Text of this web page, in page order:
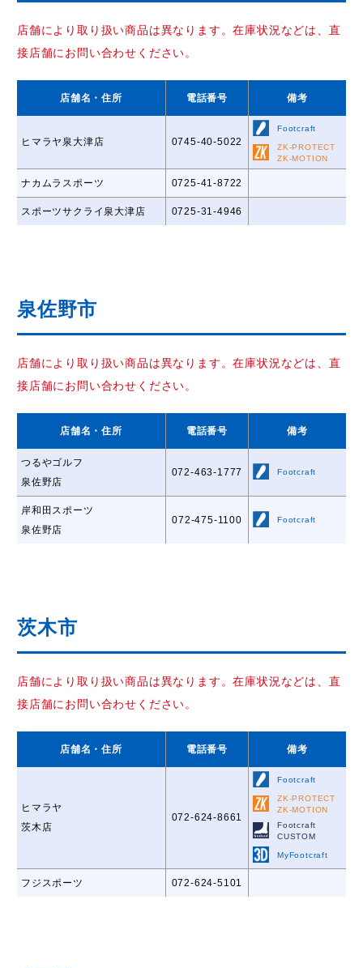
店舗により取り扱い商品は異なります。在庫状況などは、直
接店舗にお問い合わせください。
店舗名 ・住所 電話番号 備考
ヒマラヤ泉大津店 0745-40-5022
Footcraft
ZK-PROTECT
ZK-MOTION
ナカムラスポーツ 0725-41-8722
スポーツサクライ泉大津店 0725-31-4946
泉佐野市
店舗により取り扱い商品は異なります。在庫状況などは、直
接店舗にお問い合わせください。
店舗名 ・住所 電話番号 備考
つるやゴルフ
泉佐野店
072-463-1777 Footcraft
岸和田スポーツ
泉佐野店
072-475-1100 Footcraft
茨木市
店舗により取り扱い商品は異なります。在庫状況などは、直
接店舗にお問い合わせください。
店舗名 ・住所 電話番号 備考
ヒマラヤ
茨木店
072-624-8661
Footcraft
ZK-PROTECT
ZK-MOTION
Footcraft
CUSTOM
MyFootcraft
フジスポーツ 072-624-5101